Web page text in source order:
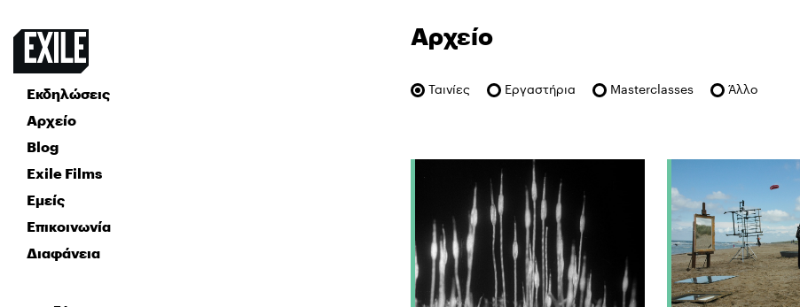
Εκδηλώσεις
Αρχείο
Blog
Exile Films
Εμείς
Επικοινωνία
Διαφάνεια
Αρχείο
Ταινίες Εργαστήρια Masterclasses Άλλο